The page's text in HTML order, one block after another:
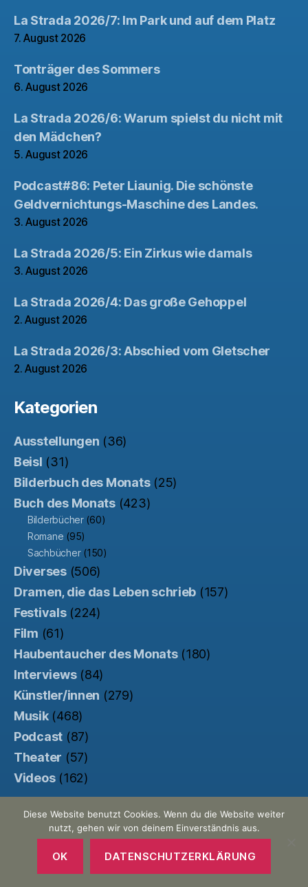
La Strada 2026/7: Im Park und auf dem Platz
7. August 2026
Tonträger des Sommers
6. August 2026
La Strada 2026/6: Warum spielst du nicht mit
den Mädchen?
5. August 2026
Podcast#86: Peter Liaunig. Die schönste
Geldvernichtungs-Maschine des Landes.
3. August 2026
La Strada 2026/5: Ein Zirkus wie damals
3. August 2026
La Strada 2026/4: Das große Gehoppel
2. August 2026
La Strada 2026/3: Abschied vom Gletscher
2. August 2026
Kategorien
Ausstellungen (36)
Beisl (31)
Bilderbuch des Monats(25)
Buch des Monats(423)
Bilderbücher(60)
Romane (95)
Sachbücher(150)
Diverses(506)
Dramen, die das Leben schrieb (157)
Festivals(224)
Film (61)
Haubentaucher des Monats(180)
Interviews(84)
Künstler/innen (279)
Musik(468)
Podcast (87)
Theater (57)
Videos(162)
© 2026Der Haubentaucher
Made with ♥ by Pretty Commercial/
Unterstützt von der
Kinowebsite Uncut
Nach oben
Diese Website benutzt Cookies. Wenn du die Website weiter
nutzt, gehen wir von deinem Einverständnis aus.
OK DATENSCHUTZERKLÄRUNG